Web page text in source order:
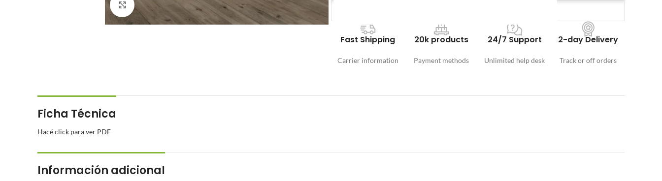
Click to enlarge
Fast Shipping
Carrier information
20k products
Payment methods
24/7 Support
Unlimited help desk
2-day Delivery
Track or off orders
Ficha Técnica
Hacé click para ver PDF
Información adicional